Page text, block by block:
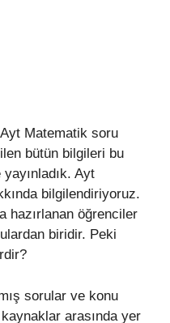
Matematik soru
bütün bilgileri bu
Ayt
bilgilendiriyoruz.
hazırlanan öğrenciler
biridir. Peki
sorular ve konu
arasında yer